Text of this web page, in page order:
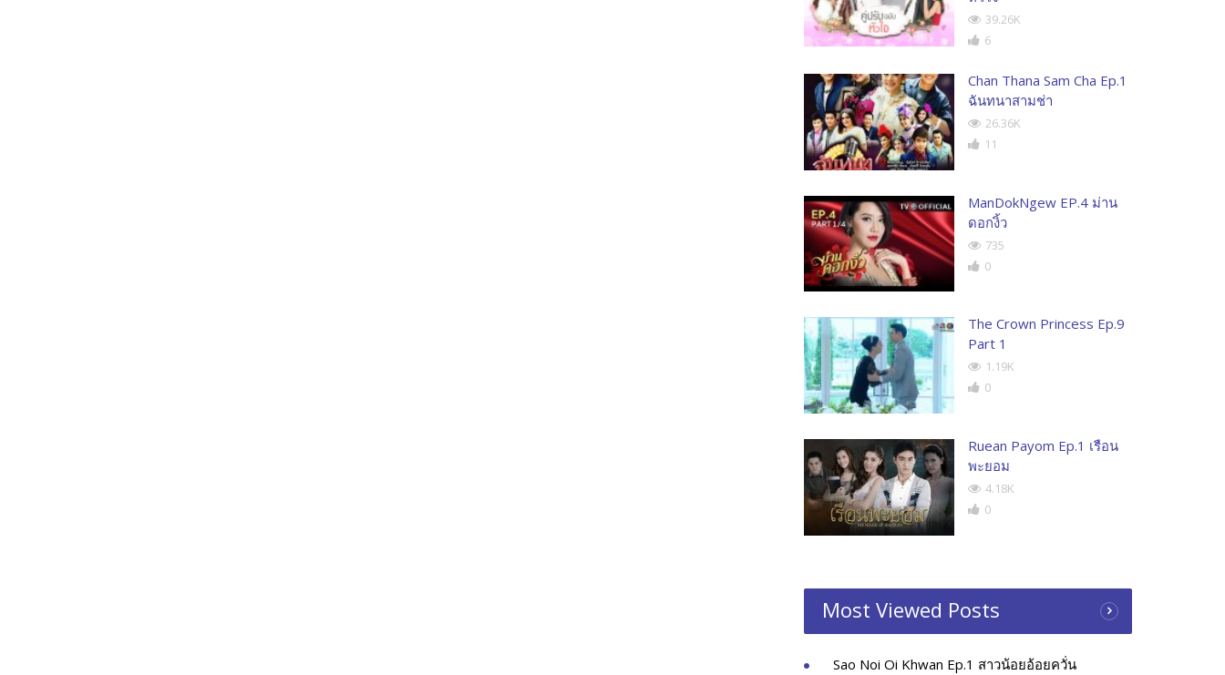
39.26K
6
Chan Thana Sam Cha Ep.1
ฉันทนาสามช่า
26.36K
11
ManDokNgew EP.4 ม่าน
ดอกงิ้ว
735
0
The Crown Princess Ep.9
Part 1
1.19K
0
Ruean Payom Ep.1 เรือน
พะยอม
4.18K
0
Most Viewed Posts
Sao Noi Oi Khwan Ep.1 สาวน้อยอ้อยควั่น